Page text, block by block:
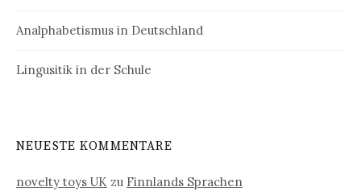
Analphabetismus in Deutschland
Lingusitik in der Schule
NEUESTE KOMMENTARE
novelty toys UK zu Finnlands Sprachen